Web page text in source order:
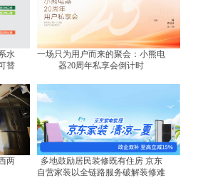
水
替
一场只为用户而来的聚会：小熊电
器20周年私享会倒计时
两
多地鼓励居民装修既有住房 京东
自营家装以全链路服务破解装修难